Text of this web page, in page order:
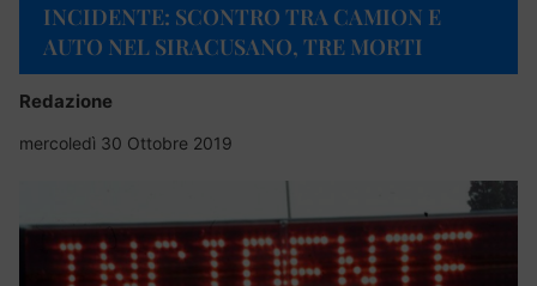
INCIDENTE: SCONTRO TRA CAMION E
AUTO NEL SIRACUSANO, TRE MORTI
Redazione
mercoledì 30 Ottobre 2019